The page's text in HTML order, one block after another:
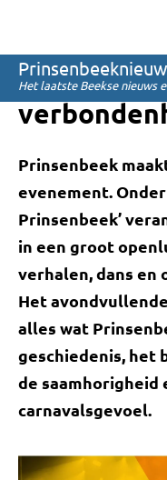
Het laatste Beekse nieuws
Trots op
vol muziek,
Prinsenbeek
evenement.
Prinsenbeek’
in een groot
verhalen, dans en
Het
alles wat
geschiedenis, het
de saamhorigheid
carnavalsgevoel.